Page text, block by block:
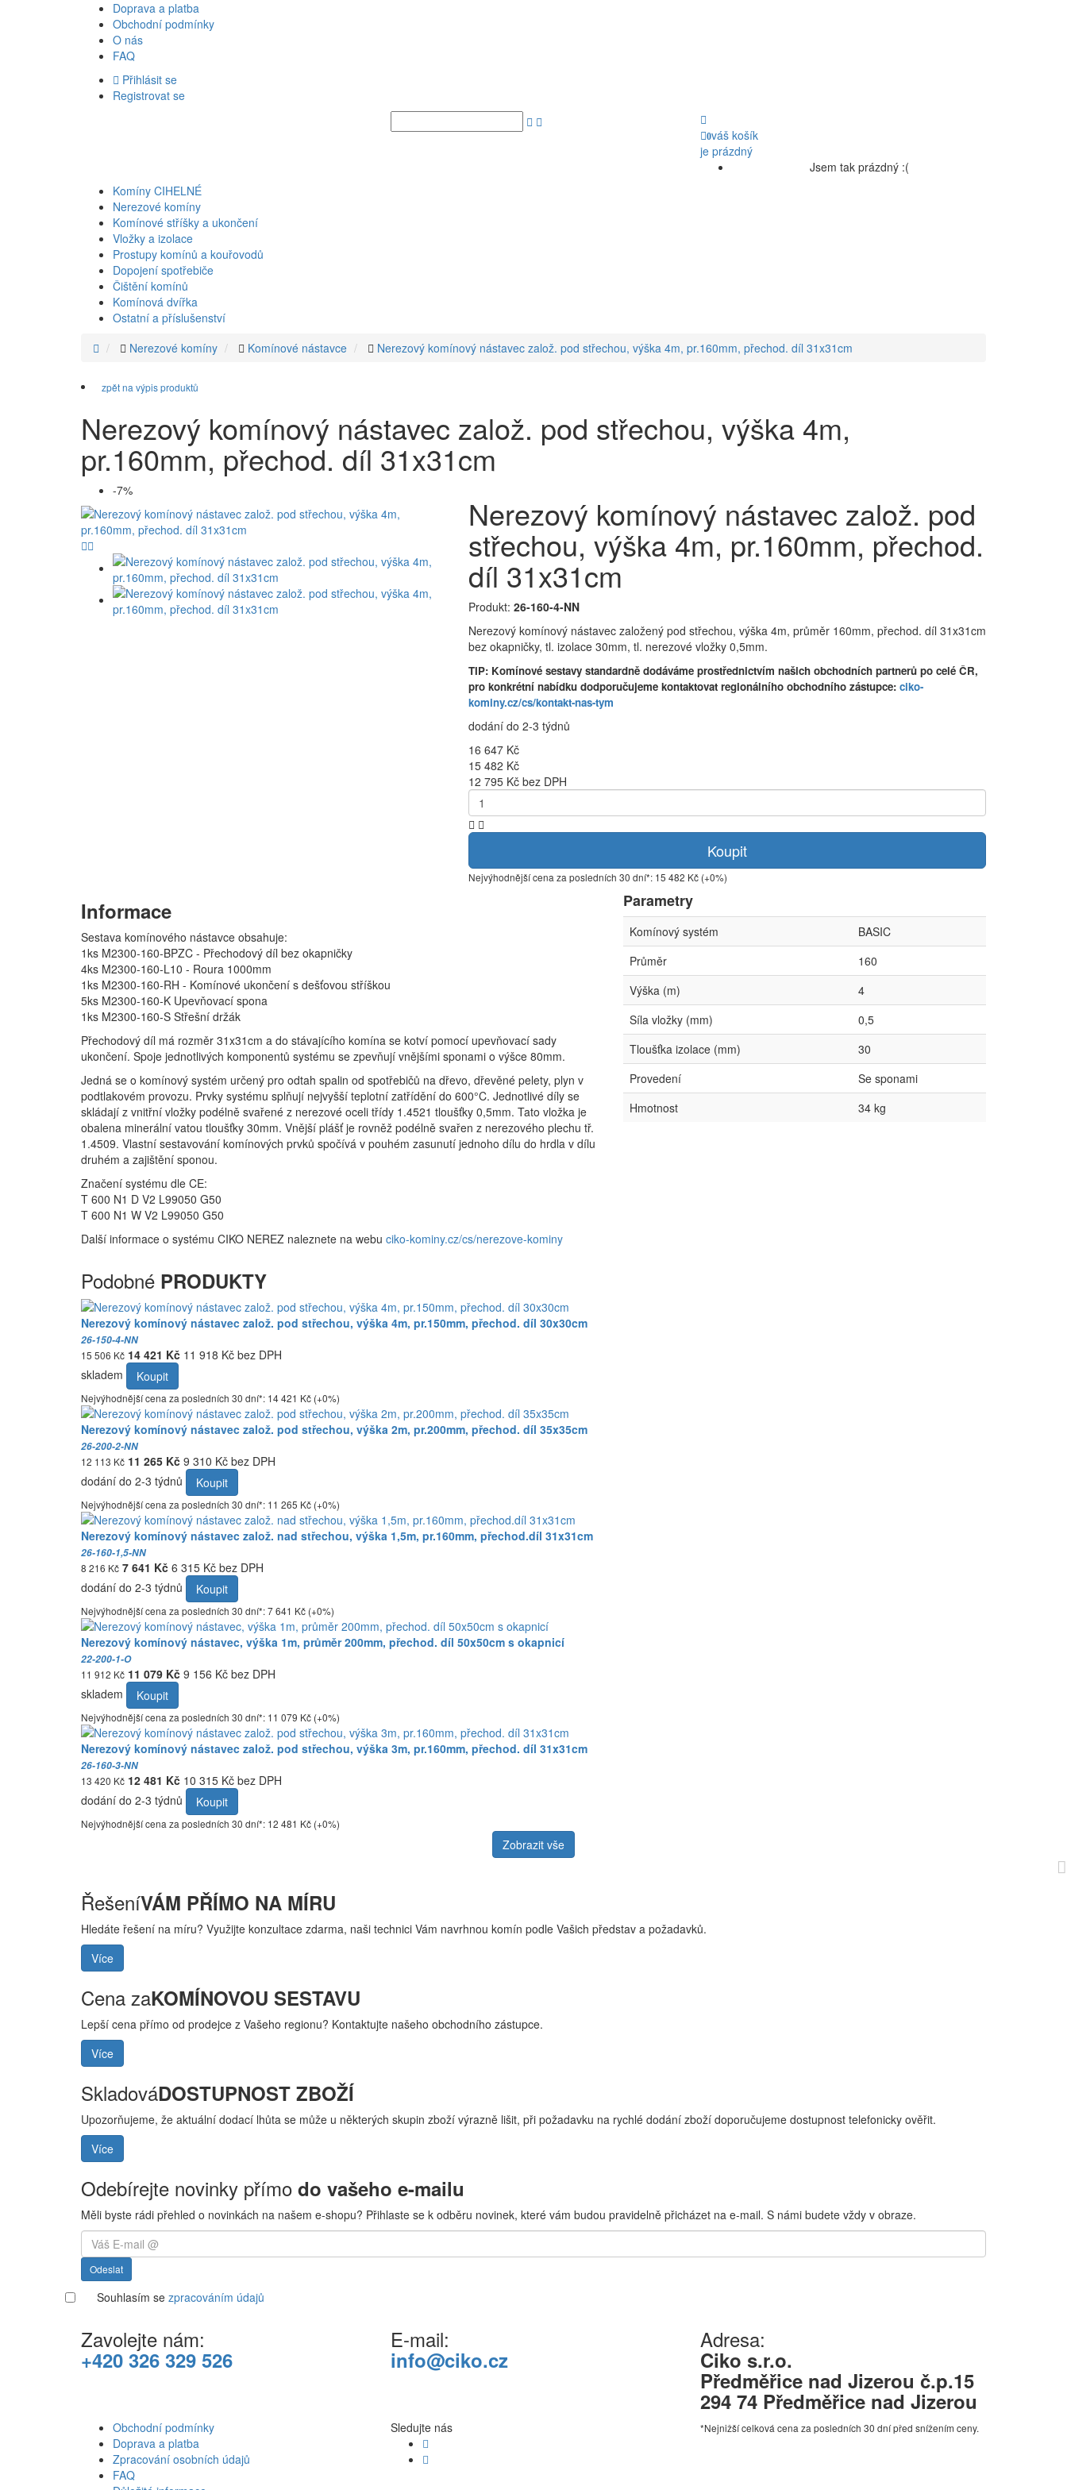
Doprava a platba
Obchodní podmínky
O nás
FAQ
Přihlásit se
Registrovat se
0váš košík
je prázdný
Jsem tak prázdný :(
Komíny CIHELNÉ
Nerezové komíny
Komínové stříšky a ukončení
Vložky a izolace
Prostupy komínů a kouřovodů
Dopojení spotřebiče
Čištění komínů
Komínová dvířka
Ostatní a příslušenství
Nerezové komíny
Komínové nástavce Nerezový komínový nástavec založ. pod střechou, výška 4m, pr.160mm, přechod. díl 31x31cm
zpět na výpis produktů
Nerezový komínový nástavec založ. pod střechou, výška 4m,
pr.160mm, přechod. díl 31x31cm
-7%
Nerezový komínový nástavec založ. pod
střechou, výška 4m, pr.160mm, přechod.
díl 31x31cm
Produkt: 26-160-4-NN
Nerezový komínový nástavec založený pod střechou, výška 4m, průměr 160mm, přechod. díl 31x31cm
bez okapničky, tl. izolace 30mm, tl. nerezové vložky 0,5mm.
TIP: Komínové sestavy standardně dodáváme prostřednictvím našich obchodních partnerů po celé ČR,
pro konkrétní nabídku dodporučujeme kontaktovat regionálního obchodního zástupce: ciko-
kominy.cz/cs/kontakt-nas-tym
dodání do 2-3 týdnů
16 647 Kč
15 482 Kč
12 795 Kč bez DPH
Koupit
Nejvýhodnější cena za posledních 30 dní*: 15 482 Kč (+0%)
Informace
Sestava komínového nástavce obsahuje:
1ks M2300-160-BPZC - Přechodový díl bez okapničky
4ks M2300-160-L10 - Roura 1000mm
1ks M2300-160-RH - Komínové ukončení s dešťovou stříškou
5ks M2300-160-K Upevňovací spona
1ks M2300-160-S Střešní držák
Přechodový díl má rozměr 31x31cm a do stávajícího komína se kotví pomocí upevňovací sady
ukončení. Spoje jednotlivých komponentů systému se zpevňují vnějšími sponami o výšce 80mm.
Jedná se o komínový systém určený pro odtah spalin od spotřebičů na dřevo, dřevěné pelety, plyn v
podtlakovém provozu. Prvky systému splňují nejvyšší teplotní zatřídění do 600°C. Jednotlivé díly se
skládají z vnitřní vložky podélně svařené z nerezové oceli třídy 1.4521 tloušťky 0,5mm. Tato vložka je
obalena minerální vatou tloušťky 30mm. Vnější plášť je rovněž podélně svařen z nerezového plechu tř.
1.4509. Vlastní sestavování komínových prvků spočívá v pouhém zasunutí jednoho dílu do hrdla v dílu
druhém a zajištění sponou.
Značení systému dle CE:
T 600 N1 D V2 L99050 G50
T 600 N1 W V2 L99050 G50
Další informace o systému CIKO NEREZ naleznete na webu ciko-kominy.cz/cs/nerezove-kominy
Parametry
Komínový systém
BASIC
Průměr
160
Výška (m)
4
Síla vložky (mm)
0,5
Tloušťka izolace (mm)
30
Provedení
Se sponami
Hmotnost
34 kg
Podobné PRODUKTY
Nerezový komínový nástavec založ. pod střechou, výška 4m, pr.150mm, přechod. díl 30x30cm
26-150-4-NN
15 506 Kč 14 421 Kč 11 918 Kč bez DPH
skladem
Koupit
Nejvýhodnější cena za posledních 30 dní*: 14 421 Kč (+0%)
Nerezový komínový nástavec založ. pod střechou, výška 2m, pr.200mm, přechod. díl 35x35cm
26-200-2-NN
12 113 Kč 11 265 Kč 9 310 Kč bez DPH
dodání do 2-3 týdnů
Koupit
Nejvýhodnější cena za posledních 30 dní*: 11 265 Kč (+0%)
Nerezový komínový nástavec založ. nad střechou, výška 1,5m, pr.160mm, přechod.díl 31x31cm
26-160-1,5-NN
8 216 Kč 7 641 Kč 6 315 Kč bez DPH
dodání do 2-3 týdnů
Koupit
Nejvýhodnější cena za posledních 30 dní*: 7 641 Kč (+0%)
Nerezový komínový nástavec, výška 1m, průměr 200mm, přechod. díl 50x50cm s okapnicí
22-200-1-O
11 912 Kč 11 079 Kč 9 156 Kč bez DPH
skladem
Koupit
Nejvýhodnější cena za posledních 30 dní*: 11 079 Kč (+0%)
Nerezový komínový nástavec založ. pod střechou, výška 3m, pr.160mm, přechod. díl 31x31cm
26-160-3-NN
13 420 Kč 12 481 Kč 10 315 Kč bez DPH
dodání do 2-3 týdnů
Koupit
Nejvýhodnější cena za posledních 30 dní*: 12 481 Kč (+0%)
Zobrazit vše
ŘešeníVÁM PŘÍMO NA MÍRU
Hledáte řešení na míru? Využijte konzultace zdarma, naši technici Vám navrhnou komín podle Vašich představ a požadavků.
Více
Cena zaKOMÍNOVOU SESTAVU
Lepší cena přímo od prodejce z Vašeho regionu? Kontaktujte našeho obchodního zástupce.
Více
SkladováDOSTUPNOST ZBOŽÍ
Upozorňujeme, že aktuální dodací lhůta se může u některých skupin zboží výrazně lišit, při požadavku na rychlé dodání zboží doporučujeme dostupnost telefonicky ověřit.
Více
Odebírejte novinky přímo do vašeho e-mailu
Měli byste rádi přehled o novinkách na našem e-shopu? Přihlaste se k odběru novinek, které vám budou pravidelně přicházet na e-mail. S námi budete vždy v obraze.
Odeslat
Souhlasím se zpracováním údajů
Zavolejte nám:
+420 326 329 526
E-mail:
info@ciko.cz
Adresa:
Ciko s.r.o.
Předměřice nad Jizerou č.p.15
294 74 Předměřice nad Jizerou
Obchodní podmínky
Doprava a platba
Zpracování osobních údajů
FAQ
Sledujte nás *Nejnižší celková cena za posledních 30 dní před snížením ceny.